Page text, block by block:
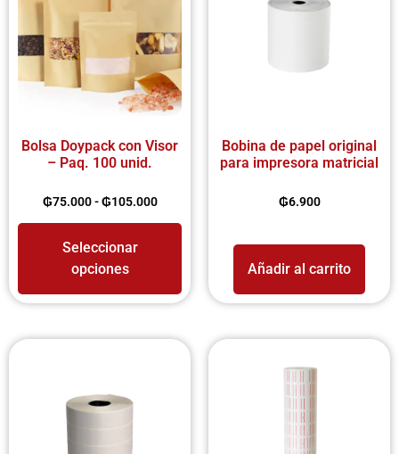
Bolsa Doypack con Visor
– Paq. 100 unid.
₲75.000 - ₲105.000
Seleccionar
opciones
Bobina de papel original
para impresora matricial
₲6.900
Añadir al carrito